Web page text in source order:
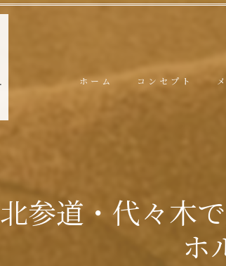
ホーム コンセプト
北参道・代々木
ホ